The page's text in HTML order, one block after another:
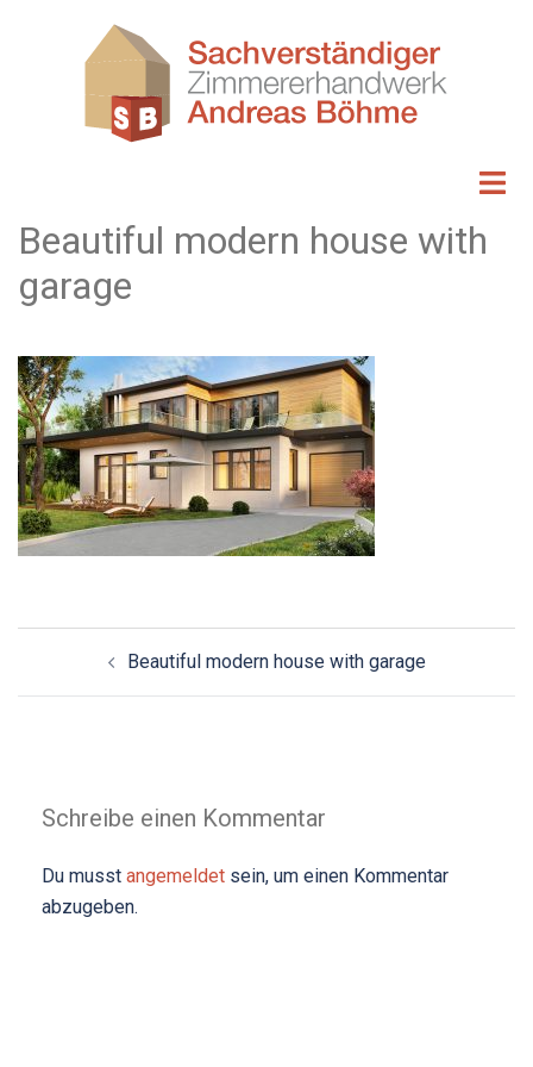
Beautiful modern house with
garage
NavigationBeautiful modern house with garage
Schreibe einen Kommentar
Du musst angemeldet sein, um einen Kommentar
abzugeben.